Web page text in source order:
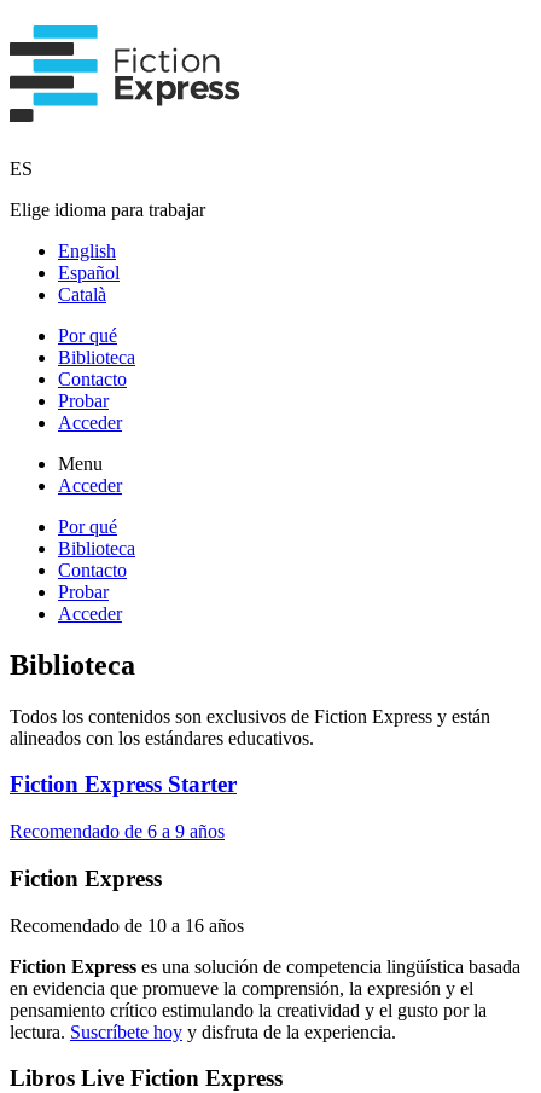
ES
Elige idioma para trabajar
English
Español
Català
Por qué
Biblioteca
Contacto
Probar
Acceder
Menu
Acceder
Por qué
Biblioteca
Contacto
Probar
Acceder
Biblioteca
Todos los contenidos son exclusivos de Fiction Express y están
alineados con los estándares educativos.
Fiction Express Starter
Recomendado de 6 a 9 años
Fiction Express
Recomendado de 10 a 16 años
Fiction Express es una solución de competencia lingüística basada
en evidencia que promueve la comprensión, la expresión y el
pensamiento crítico estimulando la creatividad y el gusto por la
lectura. Suscríbete hoy y disfruta de la experiencia.
Libros Live Fiction Express